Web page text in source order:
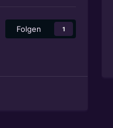
Folgen 1